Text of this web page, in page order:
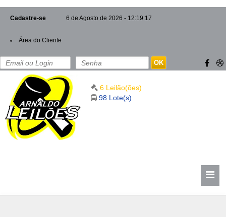
Cadastre-se 6 de Agosto de 2026 - 12:19:17
Área do Cliente
OK
6 Leilão(ões)
98 Lote(s)